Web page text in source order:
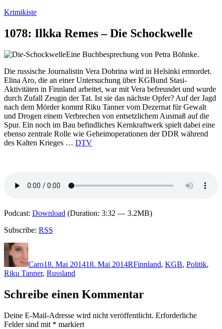
Zum
springen
Krimikiste
1078: Ilkka Remes – Die Schockwelle
Eine Buchbesprechung von Petra Böhnke.
Die russische Journalistin Vera Dobrina wird in Helsinki ermordet.
Elina Aro, die an einer Untersuchung über KGBund Stasi-
Aktivitäten in Finnland arbeitet, war mit Vera befreundet und wurde
durch Zufall Zeugin der Tat. Ist sie das nächste Opfer? Auf der Jagd
nach dem Mörder kommt Riku Tanner vom Dezernat für Gewalt
und Drogen einem Verbrechen von entsetzlichem Ausmaß auf die
Spur. Ein noch im Bau befindliches Kernkraftwerk spielt dabei eine
ebenso zentrale Rolle wie Geheimoperationen der DDR während
des Kalten Krieges … DTV
Podcast: Download (Duration: 3:32 — 3.2MB)
Subscribe: RSS
Autor
Caro18. Mai 201418. Mai 2014RFinnland, KGB, Politik,
Riku Tanner, Russland
Schreibe einen Kommentar
Deine E-Mail-Adresse wird nicht veröffentlicht. Erforderliche
Felder sind mit * markiert